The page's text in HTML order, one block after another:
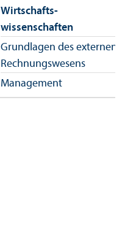
Wirtschafts­
wissenschaften
Grundlagen des externen
Rechnungs­wesens
Management